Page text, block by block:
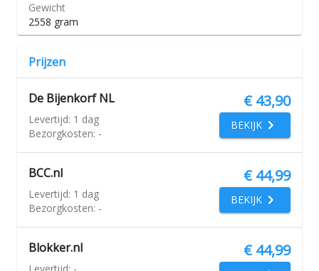
Gewicht
2558 gram
Prijzen
De Bijenkorf NL € 43,90
BEKIJK
Levertijd: 1 dag
Bezorgkosten: -
BCC.nl € 44,99
BEKIJK
Levertijd: 1 dag
Bezorgkosten: -
Blokker.nl € 44,99